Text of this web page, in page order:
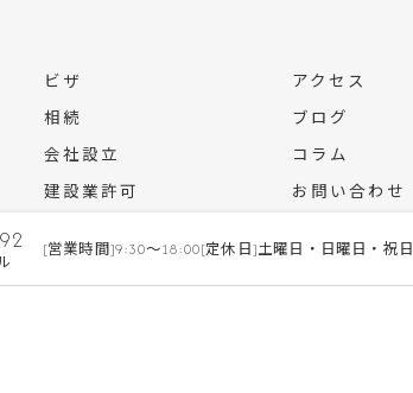
[営業時間]9:30～18:00[定休日]土曜日・日曜日・祝日
ビザ
相続
会社設立
建設業許可
アクセス
ブログ
コラム
お問い合わせ
屋事務所 ALL RIGHTS RESERVED.